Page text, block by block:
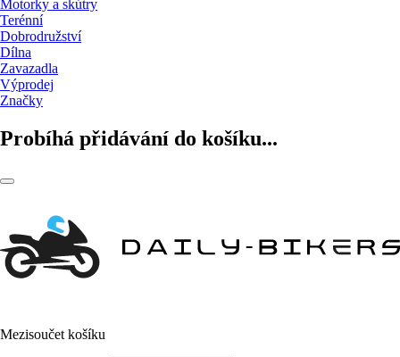
Motorky a skútry
Terénní
Dobrodružství
Dílna
Zavazadla
Výprodej
Značky
Probíhá přidávání do košíku...
Mezisoučet košíku